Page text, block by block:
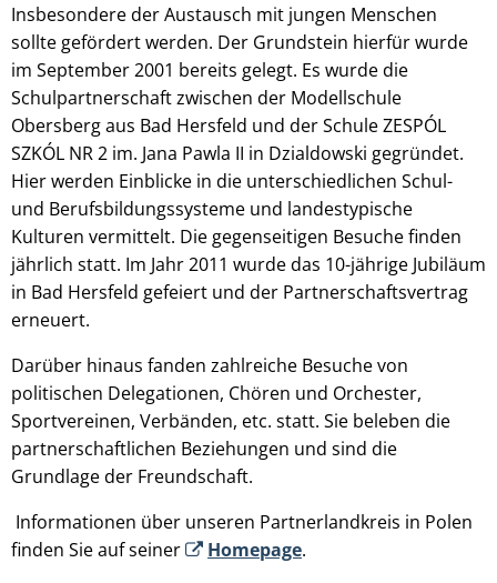
Insbesondere der Austausch mit jungen Menschen
sollte gefördert werden. Der Grundstein hierfür wurde
im September 2001 bereits gelegt. Es wurde die
Schulpartnerschaft zwischen der Modellschule
Obersberg aus Bad Hersfeld und der Schule ZESPÓL
SZKÓL NR 2 im. Jana Pawla II in Dzialdowski gegründet.
Hier werden Einblicke in die unterschiedlichen Schul-
und Berufsbildungssysteme und landestypische
Kulturen vermittelt. Die gegenseitigen Besuche finden
jährlich statt. Im Jahr 2011 wurde das 10-jährige Jubiläum
in Bad Hersfeld gefeiert und der Partnerschaftsvertrag
erneuert.
Darüber hinaus fanden zahlreiche Besuche von
politischen Delegationen, Chören und Orchester,
Sportvereinen, Verbänden, etc. statt. Sie beleben die
partnerschaftlichen Beziehungen und sind die
Grundlage der Freundschaft.
Informationen über unseren Partnerlandkreis in Polen
finden Sie auf seiner
Homepage.